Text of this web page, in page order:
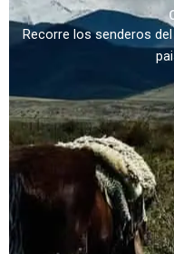
Recorre los senderos